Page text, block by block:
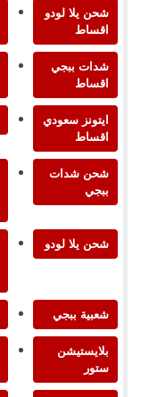
شحن يلا لودو
اقساط
شدات ببجي
اقساط
ايتونز سعودي
اقساط
شحن شدات
ببجي
شحن يلا لودو
شعبية ببجي
بلايستيشن
ستور